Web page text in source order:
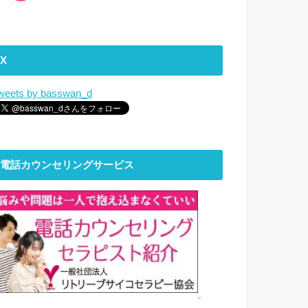
X
by basswan_d
電話カウンセリングサービス